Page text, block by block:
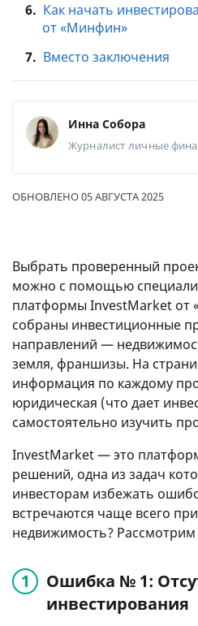
6. Как начать
от «Минфин»
7. Вместо заключения
Инна Собора
Журналист личные
ОБНОВЛЕНО 05 АВГУСТА 2025
Выбрать проверенный
можно с помощью
платформы InvestMarket от
собраны инвестиционные
направлений —
земля, франшизы. На
информация по каждому
юридическая (что дает
самостоятельно изучить
InvestMarket — это
решений, одна из задач
инвесторам избежать
встречаются чаще всего
недвижимость?
Ошибка № 1:
инвестирования